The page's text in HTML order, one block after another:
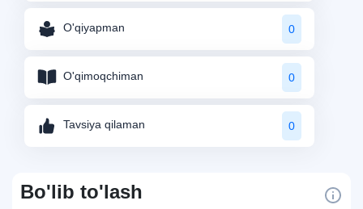
O'qiyapman 0
O'qimoqchiman 0
Tavsiya qilaman 0
Bo'lib to'lash